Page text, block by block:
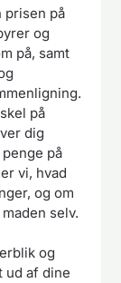
prisen på
og
på, samt
på
dig
på
vi, hvad
og om
selv.
og
ud af dine